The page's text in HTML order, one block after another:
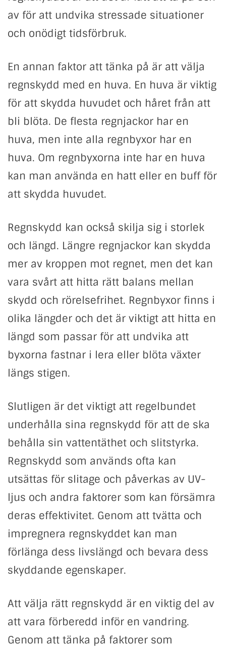
av för att undvika stressade situationer
och onödigt tidsförbruk.
En annan faktor att tänka på är att välja
regnskydd med en huva. En huva är viktig
för att skydda huvudet och håret från att
bli blöta. De flesta regnjackor har en
huva, men inte alla regnbyxor har en
huva. Om regnbyxorna inte har en huva
kan man använda en hatt eller en buff för
att skydda huvudet.
Regnskydd kan också skilja sig i storlek
och längd. Längre regnjackor kan skydda
mer av kroppen mot regnet, men det kan
vara svårt att hitta rätt balans mellan
skydd och rörelsefrihet. Regnbyxor finns i
olika längder och det är viktigt att hitta en
längd som passar för att undvika att
byxorna fastnar i lera eller blöta växter
längs stigen.
Slutligen är det viktigt att regelbundet
underhålla sina regnskydd för att de ska
behålla sin vattentäthet och slitstyrka.
Regnskydd som används ofta kan
utsättas för slitage och påverkas av UV-
ljus och andra faktorer som kan försämra
deras effektivitet. Genom att tvätta och
impregnera regnskyddet kan man
förlänga dess livslängd och bevara dess
skyddande egenskaper.
Att välja rätt regnskydd är en viktig del av
att vara förberedd inför en vandring.
Genom att tänka på faktorer som